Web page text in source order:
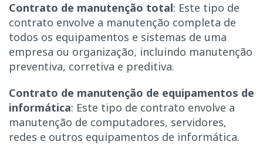
Contrato de manutenção total: Este tipo de
contrato envolve a manutenção completa de
todos os equipamentos e sistemas de uma
empresa ou organização, incluindo manutenção
preventiva, corretiva e preditiva.
Contrato de manutenção de equipamentos de
informática: Este tipo de contrato envolve a
manutenção de computadores, servidores,
redes e outros equipamentos de informática.